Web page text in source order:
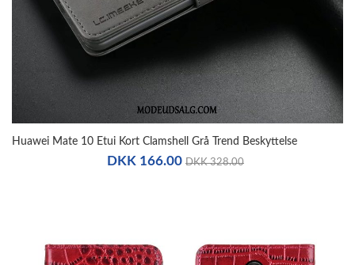
Huawei Mate 10 Etui Kort Clamshell Grå Trend Beskyttelse
DKK 166.00 DKK 328.00